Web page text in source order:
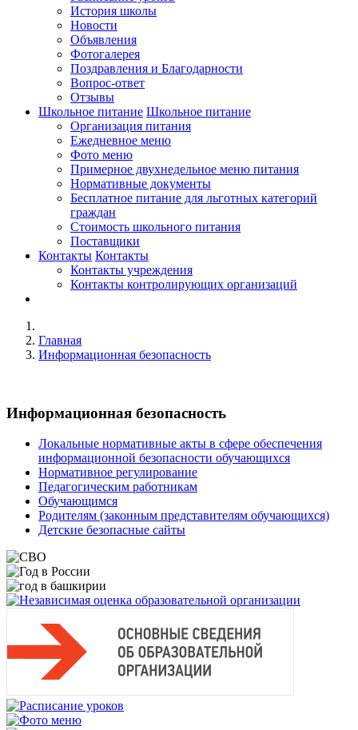
История школы
Новости
Объявления
Фотогалерея
Поздравления и Благодарности
Вопрос-ответ
Отзывы
Школьное питание Школьное питание
Организация питания
Ежедневное меню
Фото меню
Примерное двухнедельное меню питания
Нормативные документы
Бесплатное питание для льготных категорий
граждан
Стоимость школьного питания
Поставщики
Контакты Контакты
Контакты учреждения
Контакты контролирующих организаций
Главная
Информационная безопасность
Информационная безопасность
Локальные нормативные акты в сфере обеспечения
информационной безопасности обучающихся
Нормативное регулирование
Педагогическим работникам
Обучающимся
Родителям (законным представителям обучающихся)
Детские безопасные сайты